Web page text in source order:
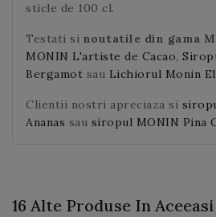
sticle de 100 cl.
Testati si noutatile din gama
MONIN L'artiste de Cacao,
Bergamot sau Lichiorul Monin
Clientii nostri apreciaza si
Ananas sau siropul MONIN Pina
16 Alte Produse In